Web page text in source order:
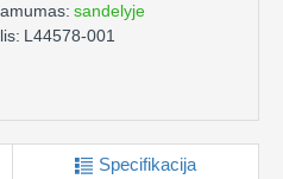
sandelyje
L44578-001
Specifikacija